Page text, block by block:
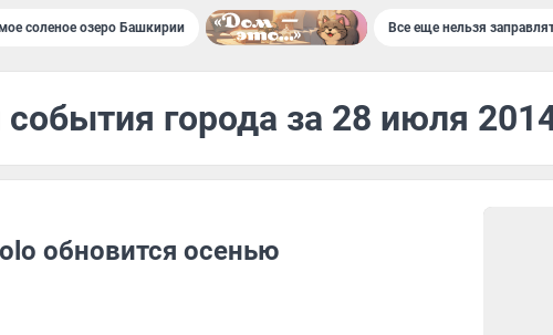
соленое озеро Башкирии Все еще нельзя
города за 28 июля
обновится осенью